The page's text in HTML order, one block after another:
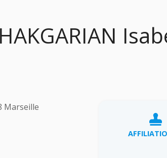
Marseille